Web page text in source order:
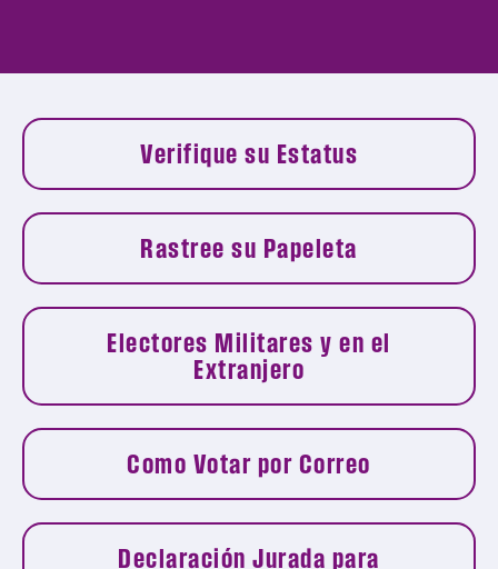
Verifique su Estatus
Rastree su Papeleta
Electores Militares y en el
Extranjero
Como Votar por Correo
Declaración Jurada para